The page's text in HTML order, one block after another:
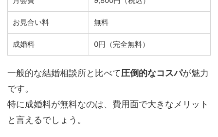
お見合い料 無料
成婚料 0円（完全無料）
一般的な結婚相談所と比べて圧倒的なコスパが魅力
です。
特に成婚料が無料なのは、費用面で大きなメリット
と言えるでしょう。